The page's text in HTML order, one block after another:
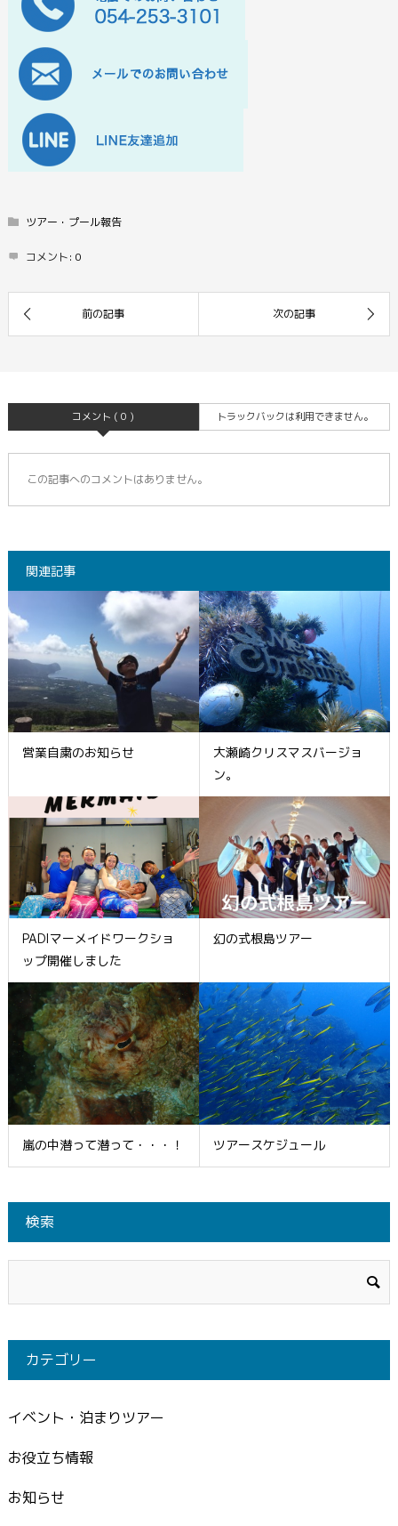
ツアー・プール報告
コメント: 0
コメント ( 0 ) トラックバックは利用できません。
この記事へのコメントはありません。
関連記事
営業自粛のお知らせ
大瀬崎クリスマスバージョ
ン。
PADIマーメイドワークショ
ップ開催しました
幻の式根島ツアー
嵐の中潜って潜って・・・！ ツアースケジュール
検索
カテゴリー
イベント・泊まりツアー
お役立ち情報
お知らせ